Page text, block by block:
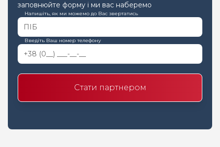
заповнюйте форму і ми вас наберемо
Напишіть, як ми можемо до Вас звертатись
Введіть Ваш номер телефону
Стати партнером